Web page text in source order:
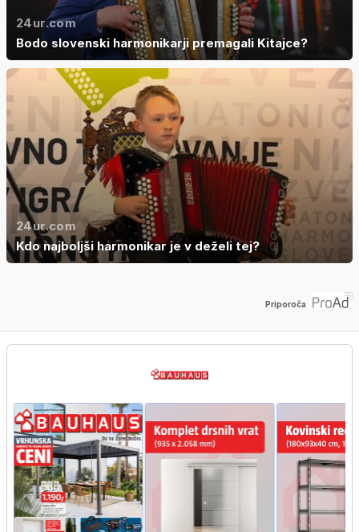
24ur.com
Bodo slovenski harmonikarji premagali Kitajce?
24ur.com
Kdo najboljši harmonikar je v deželi tej?
Priporoča